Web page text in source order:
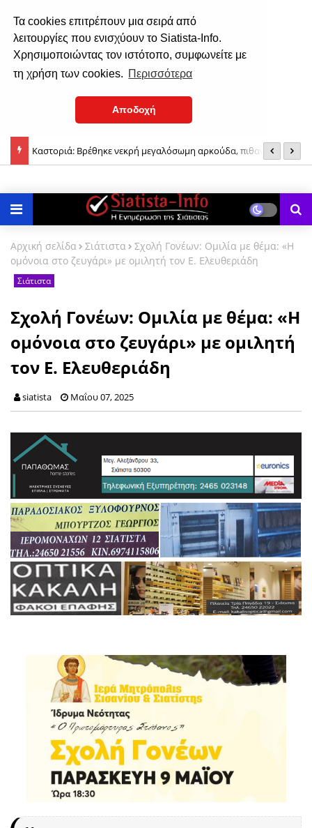
Τα cookies επιτρέπουν μια σειρά από
λειτουργίες που ενισχύουν το Siatista-Info.
Χρησιμοποιώντας τον ιστότοπο, συμφωνείτε με
τη χρήση των cookies. Περισσότερα
Αποδοχή
Καστοριά: Βρέθηκε νεκρή μεγαλόσωμη αρκούδα, πιθανόν από
Αρχική σελίδα Σιάτιστα
Σχολή Γονέων: Ομιλία με θέμα: «Η
ομόνοια στο ζευγάρι» με ομιλητή τον Ε. Ελευθεριάδη
Σιάτιστα
Σχολή Γονέων: Ομιλία με θέμα: «Η
ομόνοια στο ζευγάρι» με ομιλητή
τον Ε. Ελευθεριάδη
siatista Μαΐου 07, 2025